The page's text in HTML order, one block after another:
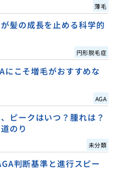
薄毛
髪の成長を止める科学的
円形脱毛症
にこそ増毛がおすすめな
AGA
ピークはいつ？腫れは？
のり
未分類
判断基準と進行スピー